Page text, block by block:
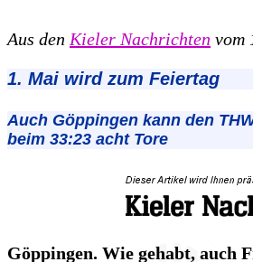
Aus den Kieler Nachrichten vom
1. Mai wird zum Feiertag
Auch Göppingen kann den
beim 33:23 acht Tore
Göppingen. Wie gehabt, auch